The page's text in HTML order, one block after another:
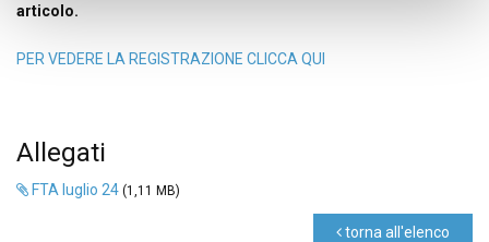
articolo.
PER VEDERE LA REGISTRAZIONE CLICCA QUI
Allegati
FTA luglio 24 (1,11 MB)
torna all'elenco